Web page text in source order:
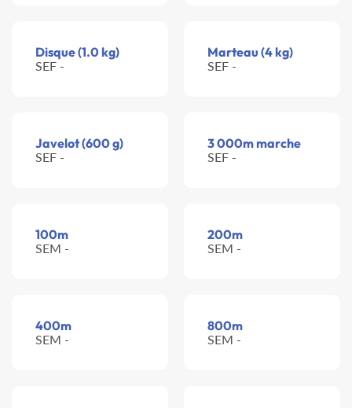
Disque (1.0 kg)
SEF -
Marteau (4 kg)
SEF -
Javelot (600 g)
SEF -
3 000m marche
SEF -
100m
SEM -
200m
SEM -
400m
SEM -
800m
SEM -